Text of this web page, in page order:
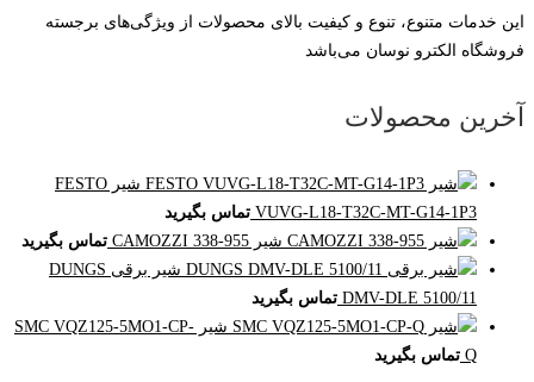
این خدمات متنوع، تنوع و کیفیت بالای محصولات از ویژگی‌های برجسته
فروشگاه الکترو نوسان می‌باشد
آخرین محصولات
شیر FESTO
VUVG-L18-T32C-MT-G14-1P3 تماس بگیرید
شیر CAMOZZI 338-955
تماس بگیرید
شیر برقی DUNGS
DMV-DLE 5100/11 تماس بگیرید
شیر SMC VQZ125-5MO1-CP-
Q تماس بگیرید